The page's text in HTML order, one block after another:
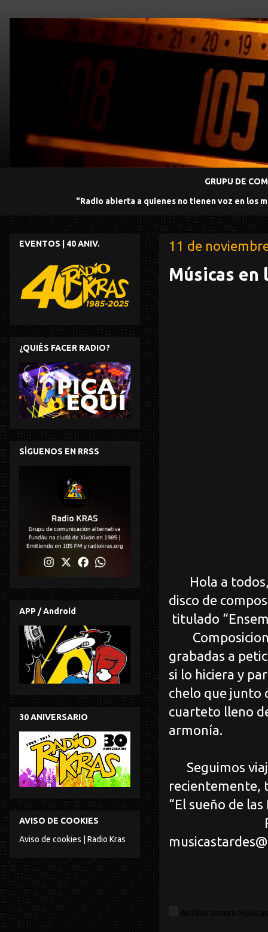
GRUPU DE
"Radio abierta a quienes no tienen voz en los
11 de
Músicas en
Hola a
disco de
titulado
grabadas a
si lo hiciera y
chelo que junto
cuarteto lleno
armonía.
Seguimos
recientemente,
“El sueño de
EVENTOS | 40 ANIV.
¿QUIÉS FACER RADIO?
SÍGUENOS EN RRSS
APP / Android
30 ANIVERSARIO
AVISO DE COOKIES
Aviso de cookies | Radio Kras